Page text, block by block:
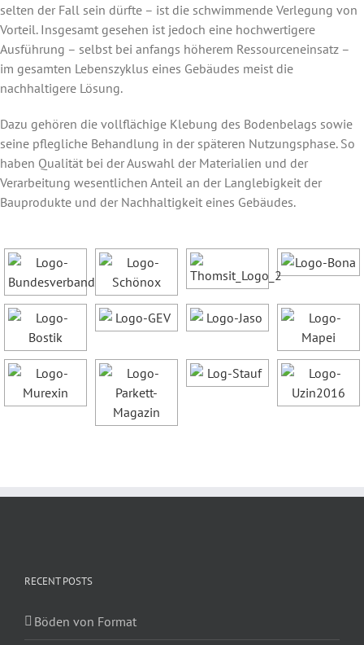
selten der Fall sein dürfte – ist die schwimmende Verlegung von
Vorteil. Insgesamt gesehen ist jedoch eine hochwertigere
Ausführung – selbst bei anfangs höherem Ressourceneinsatz –
im gesamten Lebenszyklus eines Gebäudes meist die
nachhaltigere Lösung.
Dazu gehören die vollflächige Klebung des Bodenbelags sowie
seine pflegliche Behandlung in der späteren Nutzungsphase. So
haben Qualität bei der Auswahl der Materialien und der
Verarbeitung wesentlichen Anteil an der Langlebigkeit der
Bauprodukte und der Nachhaltigkeit eines Gebäudes.
RECENT POSTS
Böden von Format